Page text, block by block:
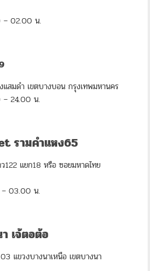
– 02.00 น.
สมดำ เขตบางบอน กรุงเทพมหานคร
– 24.00 น.
รามคำแหง65
แยก18 หรือ ซอยมหาดไทย
– 03.00 น.
เจ้ตอต้อ
แขวงบางนาเหนือ เขตบางนา